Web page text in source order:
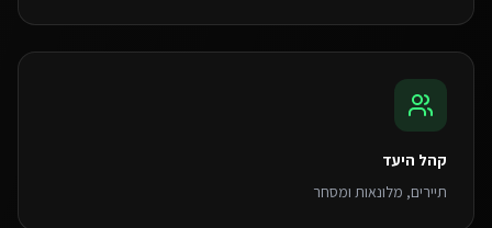
קהל היעד
תיירים, מלונאות ומסחר